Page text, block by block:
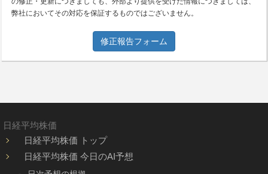
弊社においてその対応を保証するものではございません。
修正報告フォーム
日経平均株価
日経平均株価 トップ
日経平均株価 今日のAI予想